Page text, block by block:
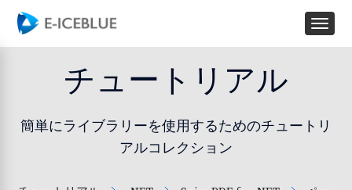
チュートリアル
簡単にライブラリーを使用するためのチュートリ
アルコレクション